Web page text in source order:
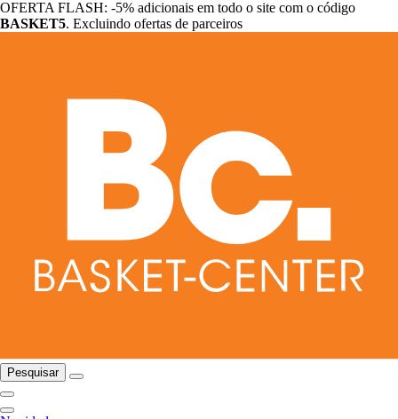
OFERTA FLASH: -5% adicionais em todo o site com o código
BASKET5. Excluindo ofertas de parceiros
Pesquisar